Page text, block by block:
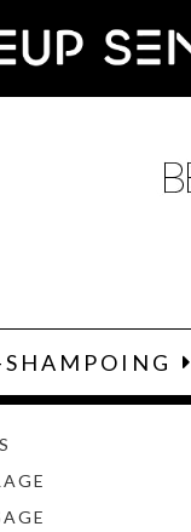
Catégories
SHAMPOING